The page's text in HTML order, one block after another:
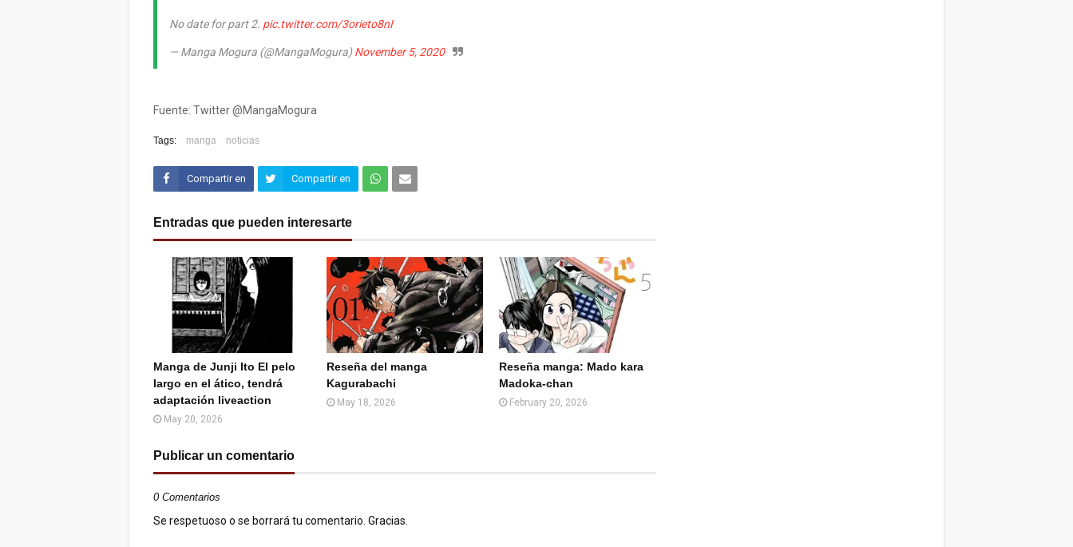
No date for part 2. pic.twitter.com/3orieto8nI
— Manga Mogura (@MangaMogura)November 5, 2020
Fuente: Twitter @MangaMogura
Tags: manga noticias
Compartir en Compartir en
en
What
sApp
(Web
)
por
Email
Entradas que pueden interesarte
Manga de Junji Ito El pelo
largo en el ático, tendrá
adaptación liveaction
May 20, 2026
Reseña del manga
Kagurabachi
May 18, 2026
Reseña manga: Mado kara
Madoka-chan
February 20, 2026
Publicar un comentario
0 Comentarios
Se respetuoso o se borrará tu comentario. Gracias.